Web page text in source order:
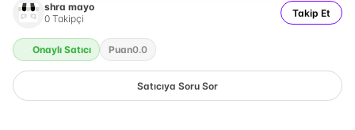
shra mayo
0 Takipçi Takip Et
Onaylı Satıcı Puan0.0
Satıcıya Soru Sor